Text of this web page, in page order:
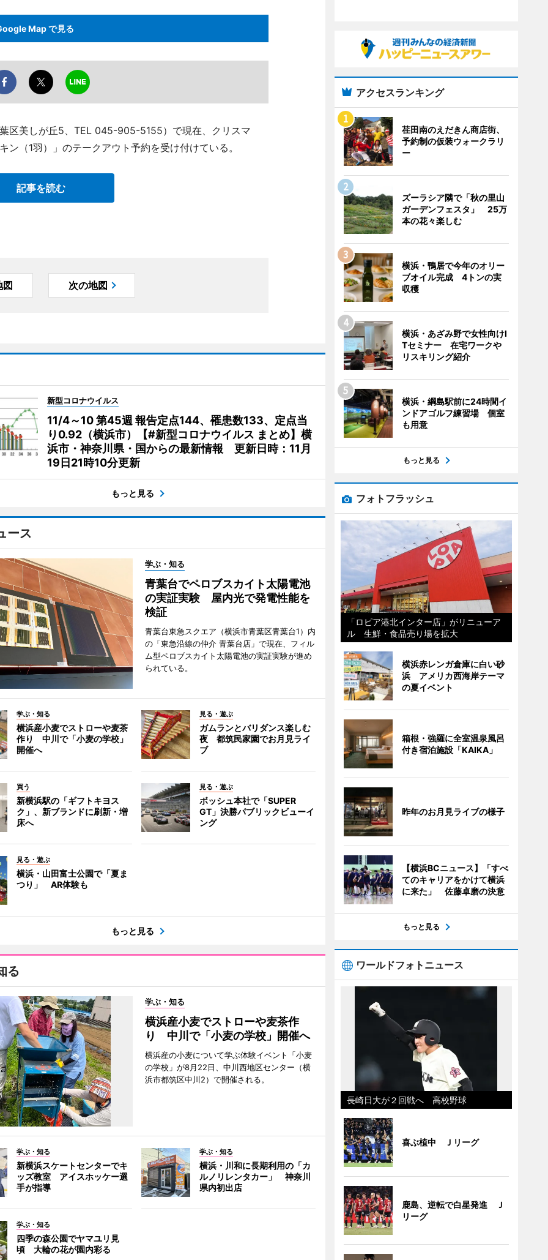
Map で見る
区美しが丘5、TEL 045-905-5155）で現在、クリスマ
（1羽）」のテークアウト予約を受け付けている。
記事を読む
図 次の地図
新型コロナウイルス
11/4～10 第45週 報告定点144、罹患数133、定点当
り0.92（横浜市）【#新型コロナウイルス まとめ】横
浜市・神奈川県・国からの最新情報 更新日時：11月
19日21時10分更新
もっと見る
ース
学ぶ・知る
青葉台でペロブスカイト太陽電池
の実証実験 屋内光で発電性能を
検証
青葉台東急スクエア（横浜市青葉区青葉台1）内
の「東急沿線の仲介 青葉台店」で現在、フィル
ム型ペロブスカイト太陽電池の実証実験が進め
られている。
学ぶ・知る
横浜産小麦でストローや麦茶
作り 中川で「小麦の学校」
開催へ
見る・遊ぶ
ガムランとバリダンス楽しむ
夜 都筑民家園でお月見ライ
ブ
買う
新横浜駅の「ギフトキヨス
ク」、新ブランドに刷新・増
床へ
見る・遊ぶ
ボッシュ本社で「SUPER
GT」決勝パブリックビューイ
ング
見る・遊ぶ
横浜・山田富士公園で「夏ま
つり」 AR体験も
もっと見る
る
学ぶ・知る
横浜産小麦でストローや麦茶作
り 中川で「小麦の学校」開催へ
横浜産の小麦について学ぶ体験イベント「小麦
の学校」が8月22日、中川西地区センター（横
浜市都筑区中川2）で開催される。
学ぶ・知る
新横浜スケートセンターでキ
ッズ教室 アイスホッケー選
手が指導
学ぶ・知る
横浜・川和に長期利用の「カ
ルノリレンタカー」 神奈川
県内初出店
学ぶ・知る
四季の森公園でヤマユリ見
頃 大輪の花が園内彩る
アクセスランキング
荏田南のえだきん商店街、
予約制の仮装ウォークラリ
ー
ズーラシア隣で「秋の里山
ガーデンフェスタ」 25万
本の花々楽しむ
横浜・鴨居で今年のオリー
ブオイル完成 4トンの実
収穫
横浜・あざみ野で女性向けI
Tセミナー 在宅ワークや
リスキリング紹介
横浜・綱島駅前に24時間イ
ンドアゴルフ練習場 個室
も用意
もっと見る
フォトフラッシュ
「ロピア港北インター店」がリニューア
ル 生鮮・食品売り場を拡大
横浜赤レンガ倉庫に白い砂
浜 アメリカ西海岸テーマ
の夏イベント
箱根・強羅に全室温泉風呂
付き宿泊施設「KAIKA」
昨年のお月見ライブの様子
【横浜BCニュース】「すべ
てのキャリアをかけて横浜
に来た」 佐藤卓磨の決意
もっと見る
ワールドフォトニュース
長崎日大が２回戦へ 高校野球
喜ぶ植中 Ｊリーグ
鹿島、逆転で白星発進 Ｊ
リーグ